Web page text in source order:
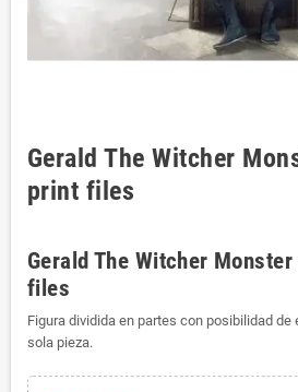
Gerald The Witcher
print files
Gerald The Witcher
files
Figura dividida en partes con posibilidad de
sola pieza.